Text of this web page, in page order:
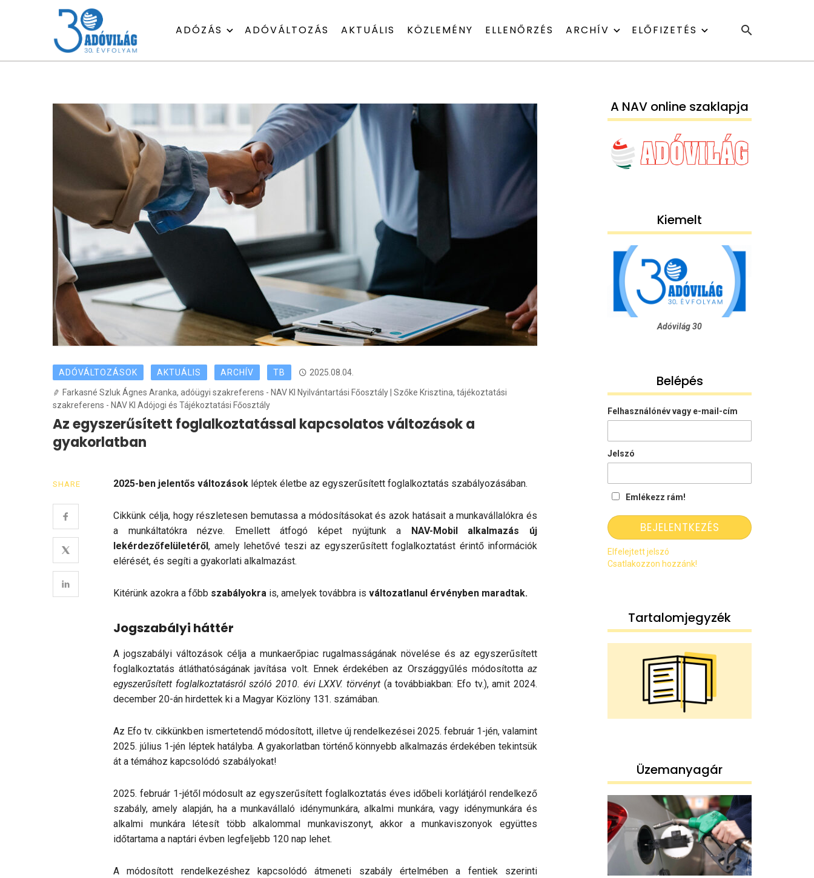
ADÓZÁS ADÓVÁLTOZÁS AKTUÁLIS KÖZLEMÉNY ELLENŐRZÉS ARCHÍV ELŐFIZETÉS
ADÓVÁLTOZÁSOK AKTUÁLIS ARCHÍV TB 2025.08.04.
Farkasné Szluk Ágnes Aranka, adóügyi szakreferens - NAV KI Nyilvántartási Főosztály | Szőke Krisztina, tájékoztatási
szakreferens - NAV KI Adójogi és Tájékoztatási Főosztály
Az egyszerűsített foglalkoztatással kapcsolatos változások a
gyakorlatban
SHARE 2025-ben jelentős változások léptek életbe az egyszerűsített foglalkoztatás szabályozásában.
Cikkünk célja, hogy részletesen bemutassa a módosításokat és azok hatásait a munkavállalókra és
a munkáltatókra nézve. Emellett átfogó képet nyújtunk a NAV-Mobil alkalmazás
új
lekérdezőfelületéről, amely lehetővé teszi az egyszerűsített foglalkoztatást érintő információk
elérését, és segíti a gyakorlati alkalmazást.
Kitérünk azokra a főbb szabályokra is, amelyek továbbra is változatlanul érvényben maradtak.
Jogszabályi háttér
A jogszabályi változások célja a munkaerőpiac rugalmasságának növelése és az egyszerűsített
foglalkoztatás átláthatóságának javítása volt. Ennek érdekében az Országgyűlés módosította az
egyszerűsített foglalkoztatásról szóló 2010. évi LXXV. törvényt (a továbbiakban: Efo tv.), amit 2024.
december 20-án hirdettek ki a Magyar Közlöny 131. számában.
Az Efo tv. cikkünkben ismertetendő módosított, illetve új rendelkezései 2025. február 1-jén, valamint
2025. július 1-jén léptek hatályba. A gyakorlatban történő könnyebb alkalmazás érdekében tekintsük
át a témához kapcsolódó szabályokat!
2025. február 1-jétől módosult az egyszerűsített foglalkoztatás éves időbeli korlátjáról rendelkező
szabály, amely alapján, ha a munkavállaló idénymunkára, alkalmi munkára, vagy idénymunkára és
alkalmi munkára létesít több alkalommal munkaviszonyt, akkor a munkaviszonyok együttes
időtartama a naptári évben legfeljebb 120 nap lehet.
A módosított rendelkezéshez kapcsolódó átmeneti szabály értelmében a fentiek szerinti
A NAV online szaklapja
Kiemelt
Adóvilág 30
Belépés
Felhasználónév vagy e-mail-cím
Jelszó
Emlékezz rám!
Elfelejtett jelszó
Csatlakozzon hozzánk!
Tartalomjegyzék
Üzemanyagár